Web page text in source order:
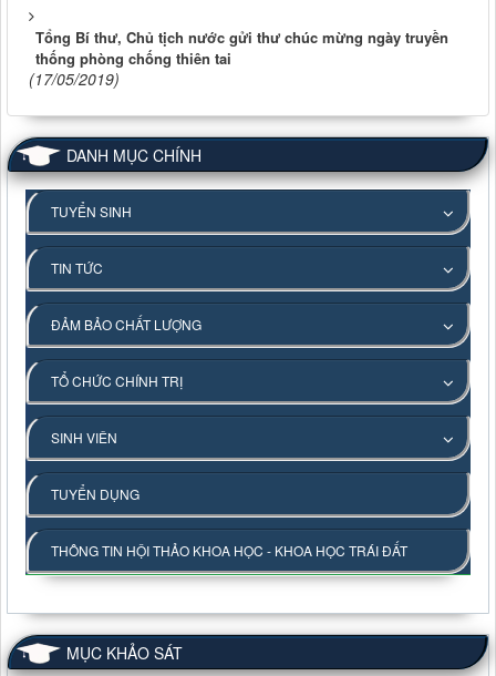
Tổng Bí thư, Chủ tịch nước gửi thư chúc mừng ngày truyền
thống phòng chống thiên tai
(17/05/2019)
DANH MỤC CHÍNH
TUYỂN SINH
TIN TỨC
ĐẢM BẢO CHẤT LƯỢNG
TỔ CHỨC CHÍNH TRỊ
SINH VIÊN
TUYỂN DỤNG
THÔNG TIN HỘI THẢO KHOA HỌC - KHOA HỌC TRÁI ĐẤT
MỤC KHẢO SÁT